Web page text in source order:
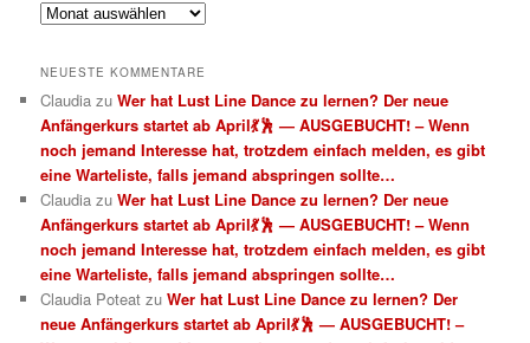
Artikel-
NEUESTE KOMMENTARE
Claudia zuWer hat Lust Line Dance zu lernen? Der neue
Anfängerkurs startet ab April💃🕺 — AUSGEBUCHT! – Wenn
noch jemand Interesse hat, trotzdem einfach melden, es gibt
eine Warteliste, falls jemand abspringen sollte…
Claudia zuWer hat Lust Line Dance zu lernen? Der neue
Anfängerkurs startet ab April💃🕺 — AUSGEBUCHT! – Wenn
noch jemand Interesse hat, trotzdem einfach melden, es gibt
eine Warteliste, falls jemand abspringen sollte…
Claudia Poteat zuWer hat Lust Line Dance zu lernen? Der
neue Anfängerkurs startet ab April💃🕺 — AUSGEBUCHT! –